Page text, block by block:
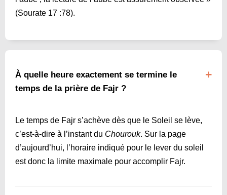
(Sourate 17 :78).
À quelle heure exactement se termine le
temps de la prière de Fajr ?
Le temps de Fajr s’achève dès que le Soleil se lève,
c’est-à-dire à l’instant du Chourouk. Sur la page
d’aujourd’hui, l’horaire indiqué pour le lever du soleil
est donc la limite maximale pour accomplir Fajr.